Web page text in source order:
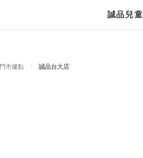
誠品兒童
門市據點 誠品台大店